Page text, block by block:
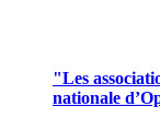
"Les
nationale